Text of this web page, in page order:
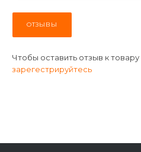
ОТЗЫВЫ
Чтобы оставить отзыв к товару
зарегестрируйтесь